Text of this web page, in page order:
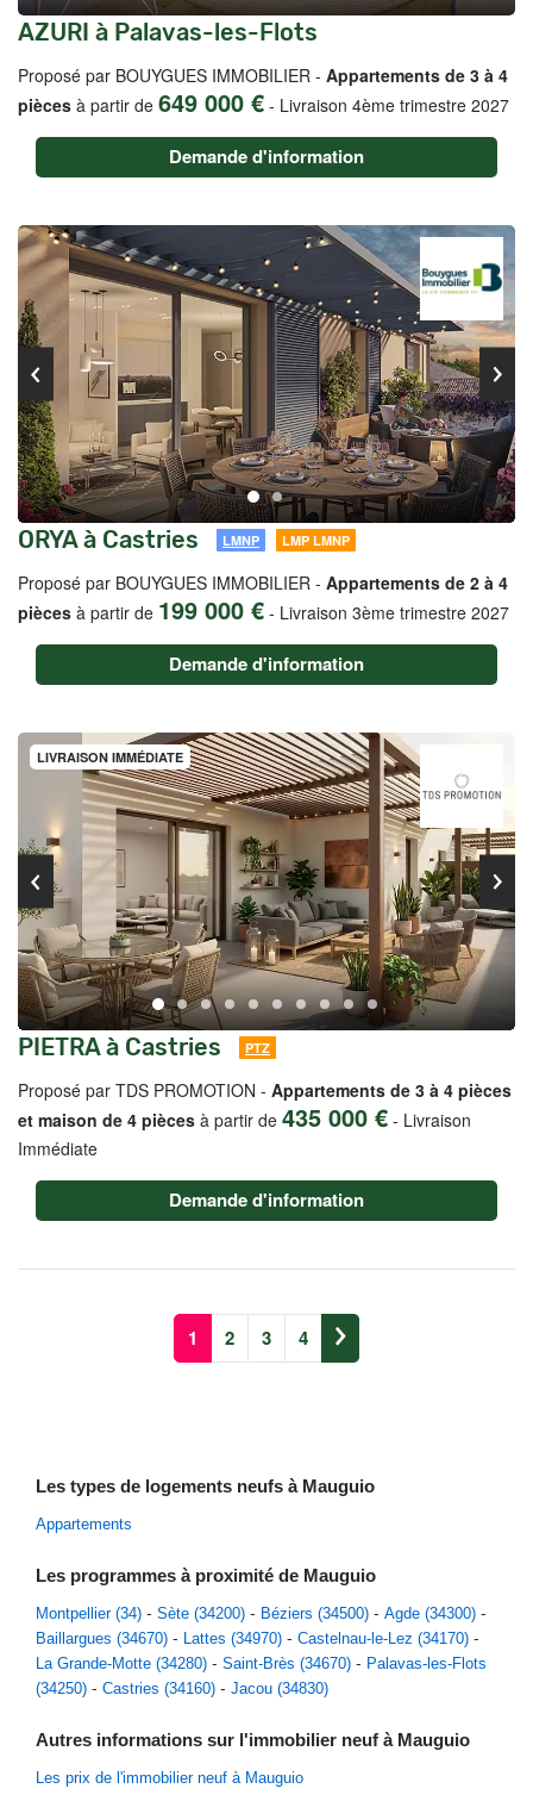
AZURI à Palavas-les-Flots
Proposé par BOUYGUES IMMOBILIER - Appartements de 3 à 4
pièces à partir de 649 000 € - Livraison 4ème trimestre 2027
Demande d'information
ORYA à Castries LMNP LMP LMNP
Proposé par BOUYGUES IMMOBILIER - Appartements de 2 à 4
pièces à partir de 199 000 € - Livraison 3ème trimestre 2027
Demande d'information
LIVRAISON IMMÉDIATE
PIETRA à Castries PTZ
Proposé par TDS PROMOTION - Appartements de 3 à 4 pièces
et maison de 4 pièces à partir de 435 000 € - Livraison
Immédiate
Demande d'information
1 2 3 4
Les types de logements neufs à Mauguio
Appartements
Les programmes à proximité de Mauguio
Montpellier (34) Sète (34200) Béziers (34500)
Agde (34300)
Baillargues (34670)
Lattes (34970)
Castelnau-le-Lez (34170)
La Grande-Motte (34280)
Saint-Brès (34670)
Palavas-les-Flots
(34250)
Castries (34160) Jacou (34830)
Autres informations sur l'immobilier neuf à Mauguio
Les prix de l'immobilier neuf à Mauguio